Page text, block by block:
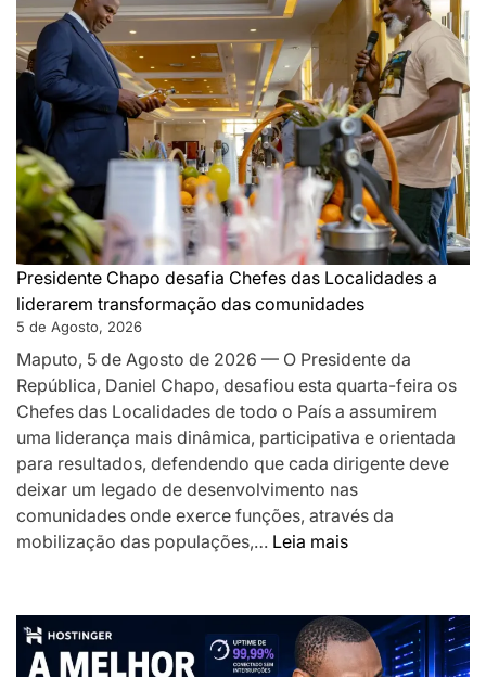
das
como
pilar
da
de
e
desafia-
os
o
local
Presidente Chapo desafia Chefes das Localidades a
liderarem transformação das comunidades
5 de Agosto, 2026
Maputo, 5 de Agosto de 2026 — O Presidente da
República, Daniel Chapo, desafiou esta quarta-feira os
Chefes das Localidades de todo o País a assumirem
uma liderança mais dinâmica, participativa e orientada
para resultados, defendendo que cada dirigente deve
deixar um legado de desenvolvimento nas
comunidades onde exerce funções, através da
mobilização das populações,… Leia mais:
desafia
Chefes
das